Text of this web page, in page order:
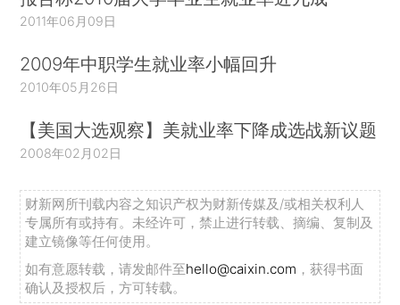
2011年06月09日
2009年中职学生就业率小幅回升
2010年05月26日
【美国大选观察】美就业率下降成选战新议题
2008年02月02日
财新网所刊载内容之知识产权为财新传媒及/或相关权利人
专属所有或持有。未经许可，禁止进行转载、摘编、复制及
建立镜像等任何使用。
如有意愿转载，请发邮件至hello@caixin.com ，获得书面
确认及授权后，方可转载。